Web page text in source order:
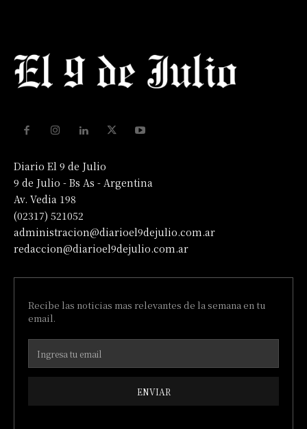
Diario El 9 de Julio
9 de Julio - Bs As - Argentina
Av. Vedia 198
(02317) 521052
administracion@diarioel9dejulio.com.ar
redaccion@diarioel9dejulio.com.ar
Recibe las noticias mas relevantes de la semana en tu
email.
ENVIAR